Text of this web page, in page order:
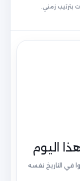
بترتيب زمني.
اليوم
في التاريخ نفسه